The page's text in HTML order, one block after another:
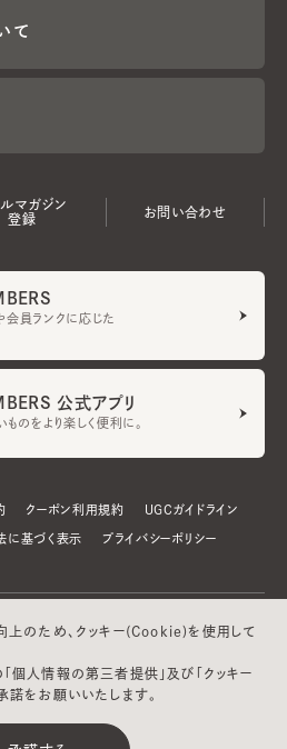
て
ルマガジン
登録
お問い合わせ
会員ランクに応じた
公式アプリ
のをより楽しく便利に。
クーポン利用規約 UGCガイドライン
に基づく表示 プライバシーポリシー
上のため、クッキー(Cookie)を使用して
個人情報の第三者提供」及び「クッキー
諾をお願いいたします。